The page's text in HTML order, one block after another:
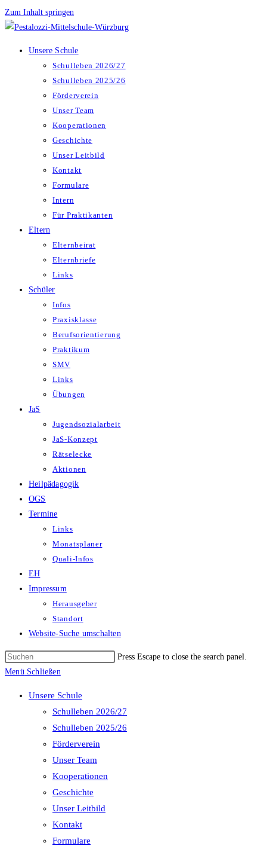
Zum Inhalt springen
Unsere Schule
Schulleben 2026/27
Schulleben 2025/26
Förderverein
Unser Team
Kooperationen
Geschichte
Unser Leitbild
Kontakt
Formulare
Intern
Für Praktikanten
Eltern
Elternbeirat
Elternbriefe
Links
Schüler
Infos
Praxisklasse
Berufsorientierung
Praktikum
SMV
Links
Übungen
JaS
Jugendsozialarbeit
JaS-Konzept
Rätselecke
Aktionen
Heilpädagogik
OGS
Termine
Links
Monatsplaner
Quali-Infos
EH
Impressum
Herausgeber
Standort
Website-Suche umschalten
Press Escape to close the search panel.
Menü Schließen
Unsere Schule
Schulleben 2026/27
Schulleben 2025/26
Förderverein
Unser Team
Kooperationen
Geschichte
Unser Leitbild
Kontakt
Formulare